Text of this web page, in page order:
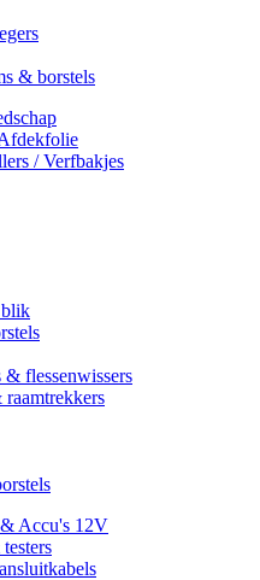
& borstels
/ Verfbakjes
blik
& flessenwissers
raamtrekkers
& Accu's 12V